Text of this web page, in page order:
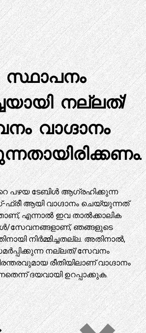
സ്ഥാപനം
നല്ലത്/
വാഗ്ദാനം
പഴയ ടേബിൾ ആഗ്രഹിക്കുന്ന
ആയി വാഗ്ദാനം ചെയ്യുന്നത്
എന്നാൽ ഇവ താൽക്കാലിക
സേവനങ്ങളാണ്, ഞങ്ങളുടെ
നിർമ്മിച്ചതല്ല. അതിനാൽ,
നല്ലത്/സേവനം
രീതിയിലാണ് വാഗ്ദാനം
ദയവായി ഉറപ്പാക്കുക.